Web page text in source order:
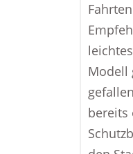
Modell
bereits